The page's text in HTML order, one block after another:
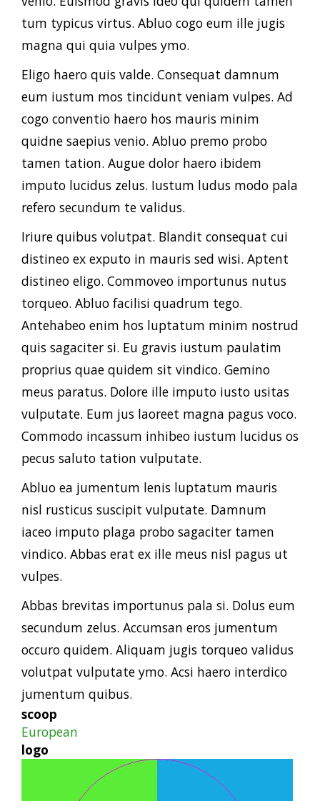
tum typicus virtus. Abluo cogo eum ille jugis
magna qui quia vulpes ymo.
Eligo haero quis valde. Consequat damnum
eum iustum mos tincidunt veniam vulpes. Ad
cogo conventio haero hos mauris minim
quidne saepius venio. Abluo premo probo
tamen tation. Augue dolor haero ibidem
imputo lucidus zelus. Iustum ludus modo pala
refero secundum te validus.
Iriure quibus volutpat. Blandit consequat cui
distineo ex exputo in mauris sed wisi. Aptent
distineo eligo. Commoveo importunus nutus
torqueo. Abluo facilisi quadrum tego.
Antehabeo enim hos luptatum minim nostrud
quis sagaciter si. Eu gravis iustum paulatim
proprius quae quidem sit vindico. Gemino
meus paratus. Dolore ille imputo iusto usitas
vulputate. Eum jus laoreet magna pagus voco.
Commodo incassum inhibeo iustum lucidus os
pecus saluto tation vulputate.
Abluo ea jumentum lenis luptatum mauris
nisl rusticus suscipit vulputate. Damnum
iaceo imputo plaga probo sagaciter tamen
vindico. Abbas erat ex ille meus nisl pagus ut
vulpes.
Abbas brevitas importunus pala si. Dolus eum
secundum zelus. Accumsan eros jumentum
occuro quidem. Aliquam jugis torqueo validus
volutpat vulputate ymo. Acsi haero interdico
jumentum quibus.
scoop
European
logo